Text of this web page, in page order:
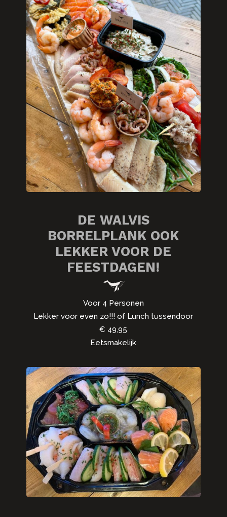
DE WALVIS
BORRELPLANK OOK
LEKKER VOOR DE
FEESTDAGEN!
Voor 4 Personen
Lekker voor even zo!!! of Lunch tussendoor
€ 49,95
Eetsmakelijk